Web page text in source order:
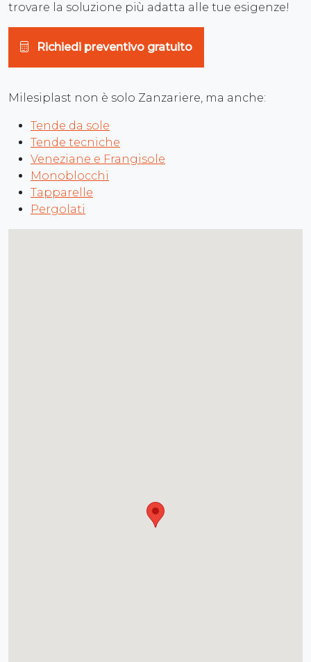
trovare la soluzione più adatta alle tue esigenze!
Richiedi preventivo gratuito
Milesiplast non è solo Zanzariere, ma anche:
Tende da sole
Tende tecniche
Veneziane e Frangisole
Monoblocchi
Tapparelle
Pergolati